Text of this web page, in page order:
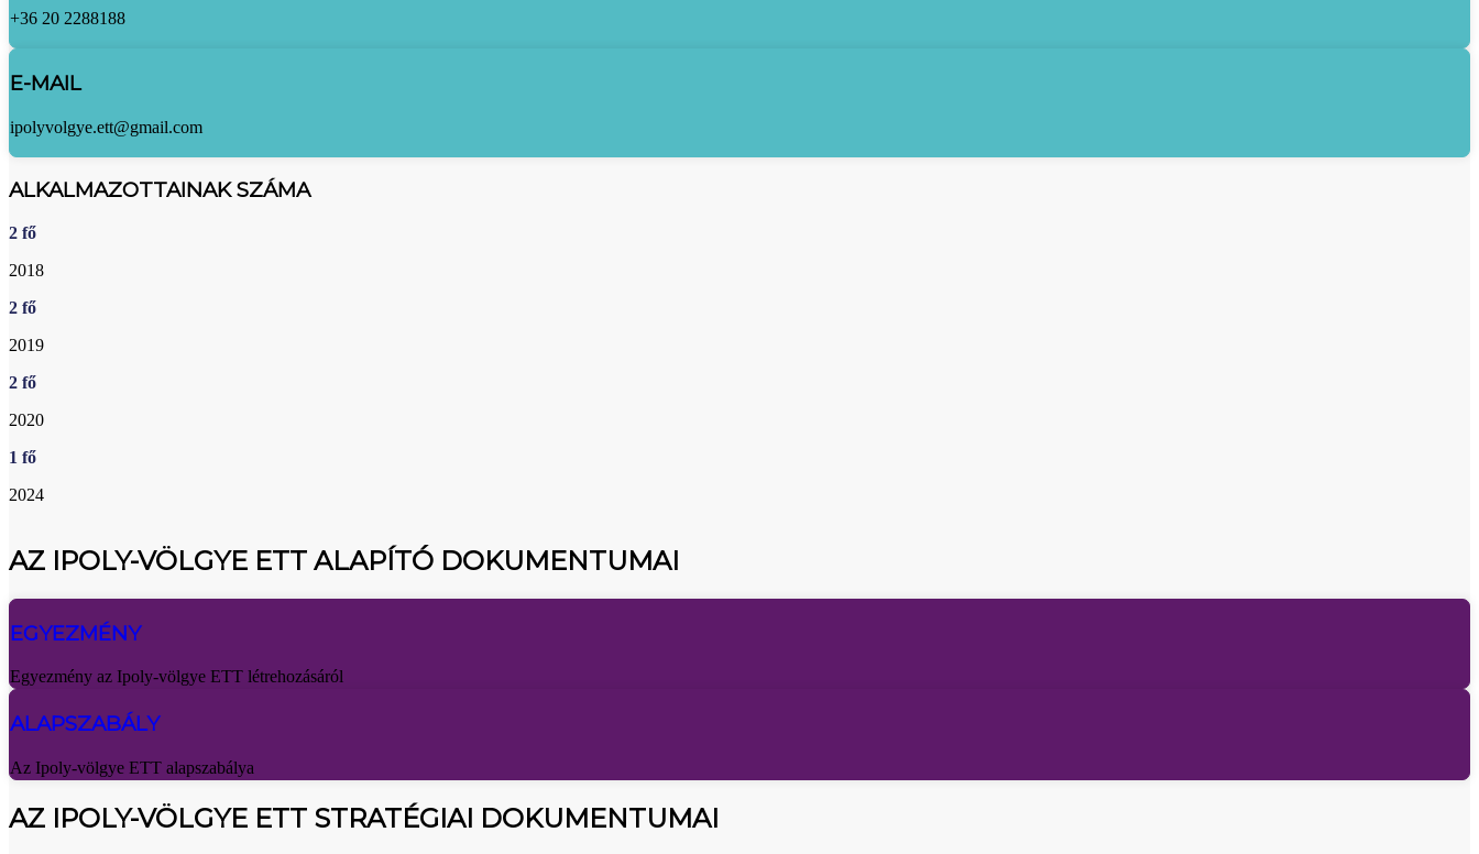
+36 20 2288188
E-MAIL
ipolyvolgye.ett@gmail.com
ALKALMAZOTTAINAK SZÁMA
2 fő
2018
2 fő
2019
2 fő
2020
1 fő
2024
AZ IPOLY-VÖLGYE ETT ALAPÍTÓ DOKUMENTUMAI
EGYEZMÉNY
Egyezmény az Ipoly-völgye ETT létrehozásáról
ALAPSZABÁLY
Az Ipoly-völgye ETT alapszabálya
AZ IPOLY-VÖLGYE ETT STRATÉGIAI DOKUMENTUMAI